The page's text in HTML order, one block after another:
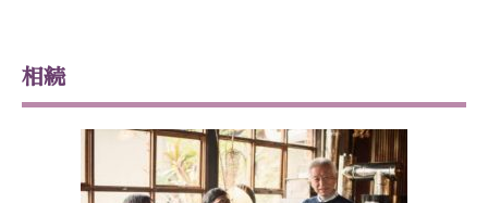
相続